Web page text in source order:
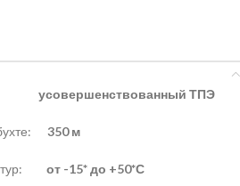
усовершенствованный ТПЭ
350 м
от -15* до +50*С